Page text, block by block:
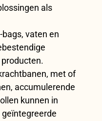
als
vaten en
met of
accumulerende
kunnen in